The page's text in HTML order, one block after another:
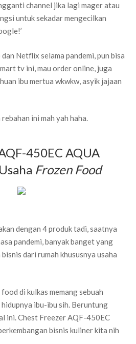
channel jika lagi mager atau
untuk sekadar mengecilkan
Netflix selama pandemi, pun bisa
tv ini, mau order online, juga
ibu mertua wkwkw, asyik jajaan
ini mah yah haha.
450EC AQUA
Frozen Food
dengan 4 produk tadi, saatnya
pandemi, banyak banget yang
dari rumah khususnya usaha
di kulkas memang sebuah
ibu-ibu sih. Beruntung
ini. Chest Freezer AQF-450EC
bisnis kuliner kita nih